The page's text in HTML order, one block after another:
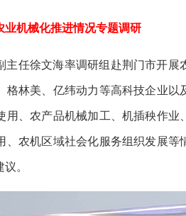
业机械化推进情况专题调研
主任徐文海率调研组赴荆门市开
格林美、亿纬动力等高科技企业
用、农产品机械加工、机插秧作
、农机区域社会化服务组织发展
。